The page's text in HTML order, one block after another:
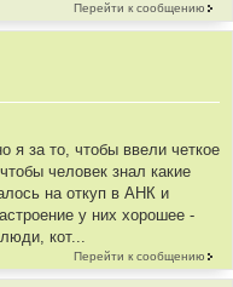
Перейти к сообщению
я за то, чтобы ввели четкое
человек знал какие
на откуп в АНК и
у них хорошее -
кот...
Перейти к сообщению